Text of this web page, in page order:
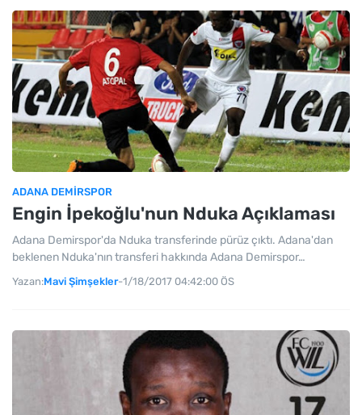
ADANA DEMIRSPOR
Engin İpekoğlu'nun Nduka Açıklaması
Adana Demirspor'da Nduka transferinde pürüz çıktı. Adana'dan
beklenen Nduka'nın transferi hakkında Adana Demirspor…
Yazan:Mavi Şimşekler-1/18/2017 04:42:00 ÖS